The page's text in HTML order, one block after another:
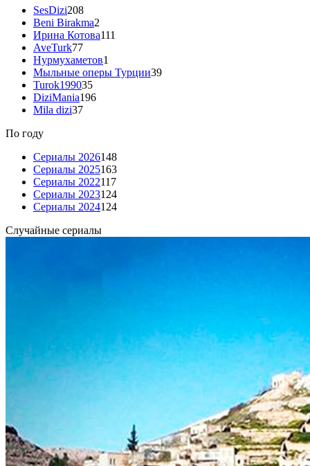
SesDizi208
Beni Birakma2
Ирина Котова111
AveTurk77
Нурмухаметов1
Мыльные оперы Турции39
Turok199035
DiziMania196
Mila dizi37
По году
Сериалы 2026148
Сериалы 2025163
Сериалы 2022117
Сериалы 2023124
Сериалы 2024124
Случайные сериалы